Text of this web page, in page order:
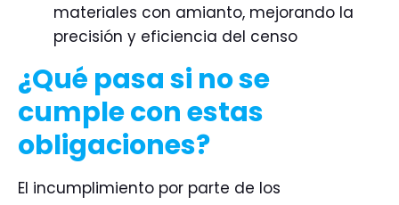
materiales con amianto, mejorando la
precisión y eficiencia del censo
¿Qué pasa si no se
cumple con estas
obligaciones?
El incumplimiento por parte de los